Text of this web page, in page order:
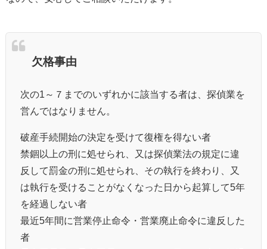
欠格事由
次の1～７までのいずれかに該当する者は、探偵業を
営んではなりません。
破産手続開始の決定を受けて復権を得ない者
禁錮以上の刑に処せられ、又は探偵業法の規定に違
反して罰金の刑に処せられ、その執行を終わり、又
は執行を受けることがなくなった日から起算して5年
を経過しない者
最近5年間に営業停止命令・営業廃止命令に違反した
者